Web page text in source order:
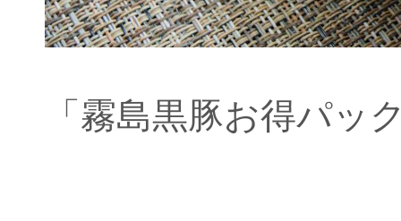
「霧島黒豚お得パッ